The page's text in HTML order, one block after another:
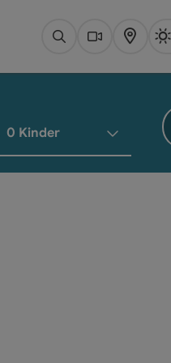
SuchenWebcams
Karte
0 Kinder